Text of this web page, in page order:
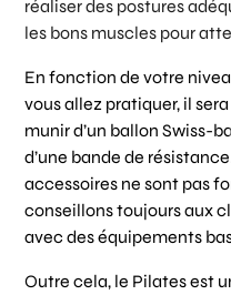
réaliser des postures
les bons muscles pour
En fonction de votre
vous allez pratiquer, il
munir d’un ballon Swiss-
d’une bande de
accessoires ne sont pas
conseillons toujours aux
avec des équipements
Outre cela, le Pilates est